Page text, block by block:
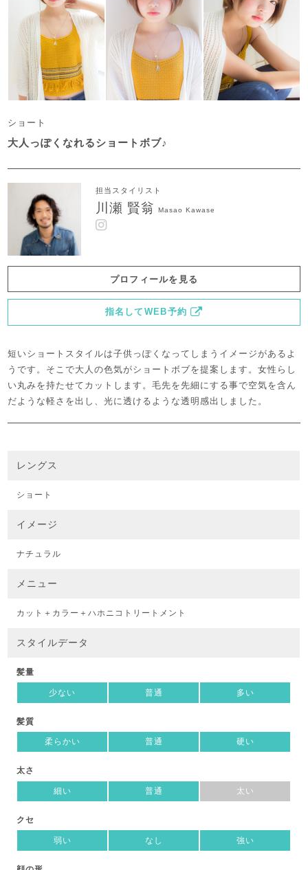
ショート
大人っぽくなれるショートボブ♪
担当スタイリスト
川瀬 賢翁 Masao Kawase
プロフィールを見る
指名してWEB予約
短いショートスタイルは子供っぽくなってしまうイメージがあるよ
うです。そこで大人の色気がショートボブを提案します。女性らし
い丸みを持たせてカットします。毛先を先細にする事で空気を含ん
だような軽さを出し、光に透けるような透明感出しました。
レングス
ショート
イメージ
ナチュラル
メニュー
カット＋カラー＋ハホニコトリートメント
スタイルデータ
髪量
少ない 普通 多い
髪質
柔らかい 普通 硬い
太さ
細い 普通 太い
クセ
弱い なし 強い